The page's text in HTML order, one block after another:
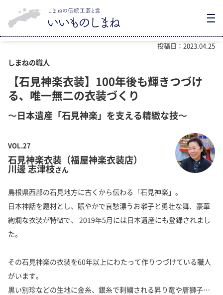
投稿日：2023.04.25
しまねの職人
【石見神楽衣装】100年後も輝きつづけ
る、唯一無二の衣装づくり
〜日本遺産「石見神楽」を支える精緻な技〜
VOL.27
石見神楽衣装（福屋神楽衣装店）
川邊 志津枝さん
島根県西部の石見地方に古くから伝わる「石見神楽」。
日本神話を題材とし、賑やかで哀愁漂うお囃子と勇壮な舞、豪華
絢爛な衣装が特徴で、
2019年5月には日本遺産にも登録されまし
た。
その石見神楽の衣装を60年以上にわたって作りつづけている職人
がいます。
黒い別珍などの生地に金糸、銀糸で刺繍される昇り竜や唐獅子…